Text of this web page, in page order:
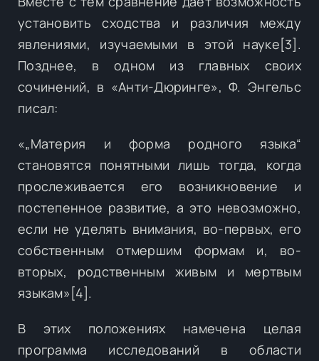
установить сходства и различия между
явлениями, изучаемыми в этой науке[3].
Позднее, в одном из главных своих
сочинений, в «Анти-Дюринге», Ф. Энгельс
писал:
«„Материя и форма родного языка“
становятся понятными лишь тогда, когда
прослеживается его возникновение и
постепенное развитие, а это невозможно,
если не уделять внимания, во-первых, его
собственным отмершим формам и, во-
вторых, родственным живым и мертвым
языкам»[4].
В этих положениях намечена целая
программа исследований в области